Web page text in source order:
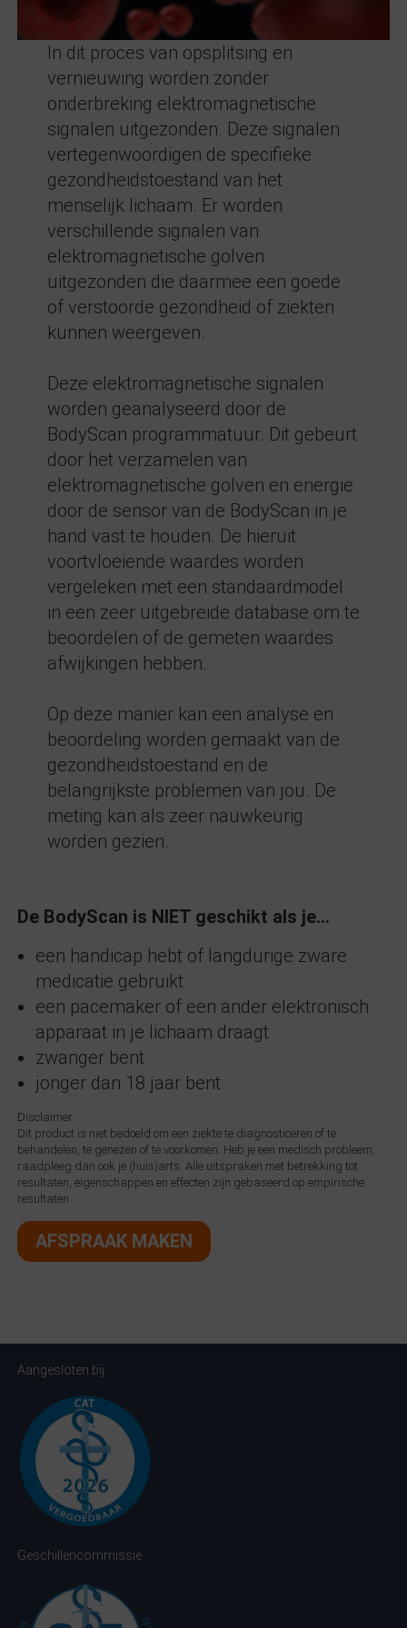
In dit proces van opsplitsing en
vernieuwing worden zonder
onderbreking elektromagnetische
signalen uitgezonden. Deze signalen
vertegenwoordigen de specifieke
gezondheidstoestand van het
menselijk lichaam. Er worden
verschillende signalen van
elektromagnetische golven
uitgezonden die daarmee een goede
of verstoorde gezondheid of ziekten
kunnen weergeven.
Deze elektromagnetische signalen
worden geanalyseerd door de
BodyScan programmatuur. Dit gebeurt
door het verzamelen van
elektromagnetische golven en energie
door de sensor van de BodyScan in je
hand vast te houden. De hieruit
voortvloeiende waardes worden
vergeleken met een standaardmodel
in een zeer uitgebreide database om te
beoordelen of de gemeten waardes
afwijkingen hebben.
Op deze manier kan een analyse en
beoordeling worden gemaakt van de
gezondheidstoestand en de
belangrijkste problemen van jou. De
meting kan als zeer nauwkeurig
worden gezien.
De BodyScan is NIET geschikt als je…
een handicap hebt of langdurige zware
medicatie gebruikt
een pacemaker of een ander elektronisch
apparaat in je lichaam draagt
zwanger bent
jonger dan 18 jaar bent
Disclaimer:
Dit product is niet bedoeld om een ziekte te diagnosticeren of te
behandelen, te genezen of te voorkomen. Heb je een medisch probleem,
raadpleeg dan ook je (huis)arts. Alle uitspraken met betrekking tot
resultaten, eigenschappen en effecten zijn gebaseerd op empirische
resultaten.
AFSPRAAK MAKEN
Aangesloten bij
Geschillencommissie